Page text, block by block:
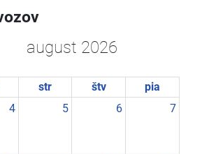
august 2026
str štv
pia
4 5 6 7